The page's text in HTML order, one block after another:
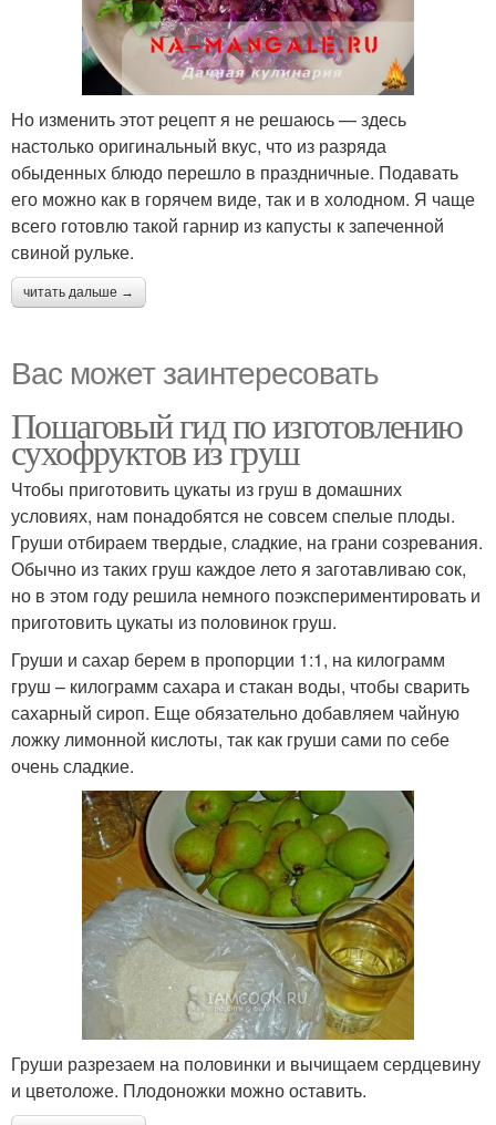
Но изменить этот рецепт я не решаюсь — здесь
настолько оригинальный вкус, что из разряда
обыденных блюдо перешло в праздничные. Подавать
его можно как в горячем виде, так и в холодном. Я чаще
всего готовлю такой гарнир из капусты к запеченной
свиной рульке.
читать дальше →
Вас может заинтересовать
Пошаговый гид по изготовлению
сухофруктов из груш
Чтобы приготовить цукаты из груш в домашних
условиях, нам понадобятся не совсем спелые плоды.
Груши отбираем твердые, сладкие, на грани созревания.
Обычно из таких груш каждое лето я заготавливаю сок,
но в этом году решила немного поэкспериментировать и
приготовить цукаты из половинок груш.
Груши и сахар берем в пропорции 1:1, на килограмм
груш – килограмм сахара и стакан воды, чтобы сварить
сахарный сироп. Еще обязательно добавляем чайную
ложку лимонной кислоты, так как груши сами по себе
очень сладкие.
Груши разрезаем на половинки и вычищаем сердцевину
и цветоложе. Плодоножки можно оставить.